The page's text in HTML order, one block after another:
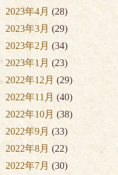
2023年4月 (28)
2023年3月 (29)
2023年2月 (34)
2023年1月 (23)
2022年12月 (29)
2022年11月 (40)
2022年10月 (38)
2022年9月 (33)
2022年8月 (22)
2022年7月 (30)